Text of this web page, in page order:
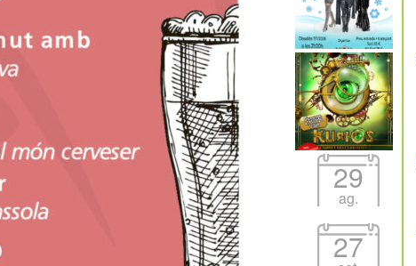
29
ag.
27